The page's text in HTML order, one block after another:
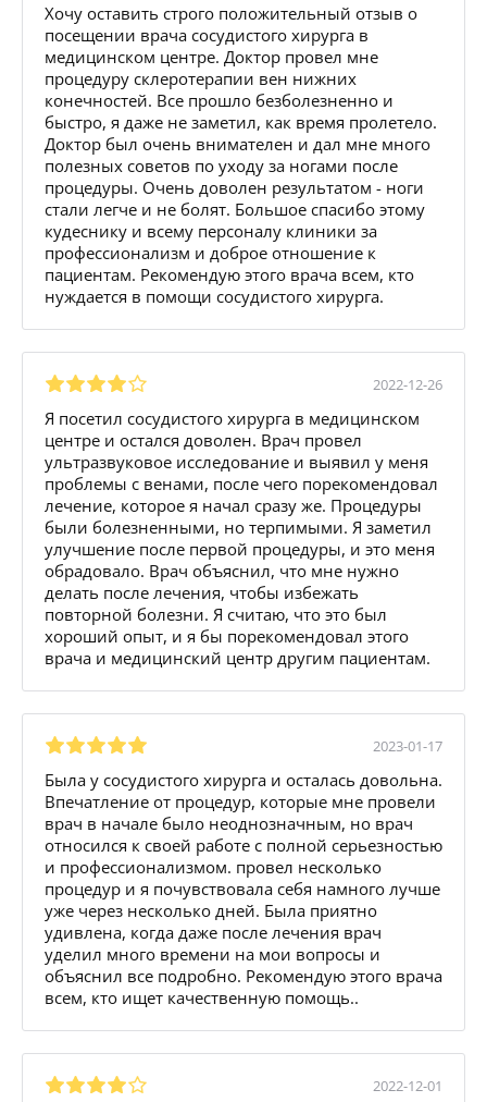
Хочу оставить строго положительный отзыв о
посещении врача сосудистого хирурга в
медицинском центре. Доктор провел мне
процедуру склеротерапии вен нижних
конечностей. Все прошло безболезненно и
быстро, я даже не заметил, как время пролетело.
Доктор был очень внимателен и дал мне много
полезных советов по уходу за ногами после
процедуры. Очень доволен результатом - ноги
стали легче и не болят. Большое спасибо этому
кудеснику и всему персоналу клиники за
профессионализм и доброе отношение к
пациентам. Рекомендую этого врача всем, кто
нуждается в помощи сосудистого хирурга.
2022-12-26
Я посетил сосудистого хирурга в медицинском
центре и остался доволен. Врач провел
ультразвуковое исследование и выявил у меня
проблемы с венами, после чего порекомендовал
лечение, которое я начал сразу же. Процедуры
были болезненными, но терпимыми. Я заметил
улучшение после первой процедуры, и это меня
обрадовало. Врач объяснил, что мне нужно
делать после лечения, чтобы избежать
повторной болезни. Я считаю, что это был
хороший опыт, и я бы порекомендовал этого
врача и медицинский центр другим пациентам.
2023-01-17
Была у сосудистого хирурга и осталась довольна.
Впечатление от процедур, которые мне провели
врач в начале было неоднозначным, но врач
относился к своей работе с полной серьезностью
и профессионализмом. провел несколько
процедур и я почувствовала себя намного лучше
уже через несколько дней. Была приятно
удивлена, когда даже после лечения врач
уделил много времени на мои вопросы и
объяснил все подробно. Рекомендую этого врача
всем, кто ищет качественную помощь..
2022-12-01